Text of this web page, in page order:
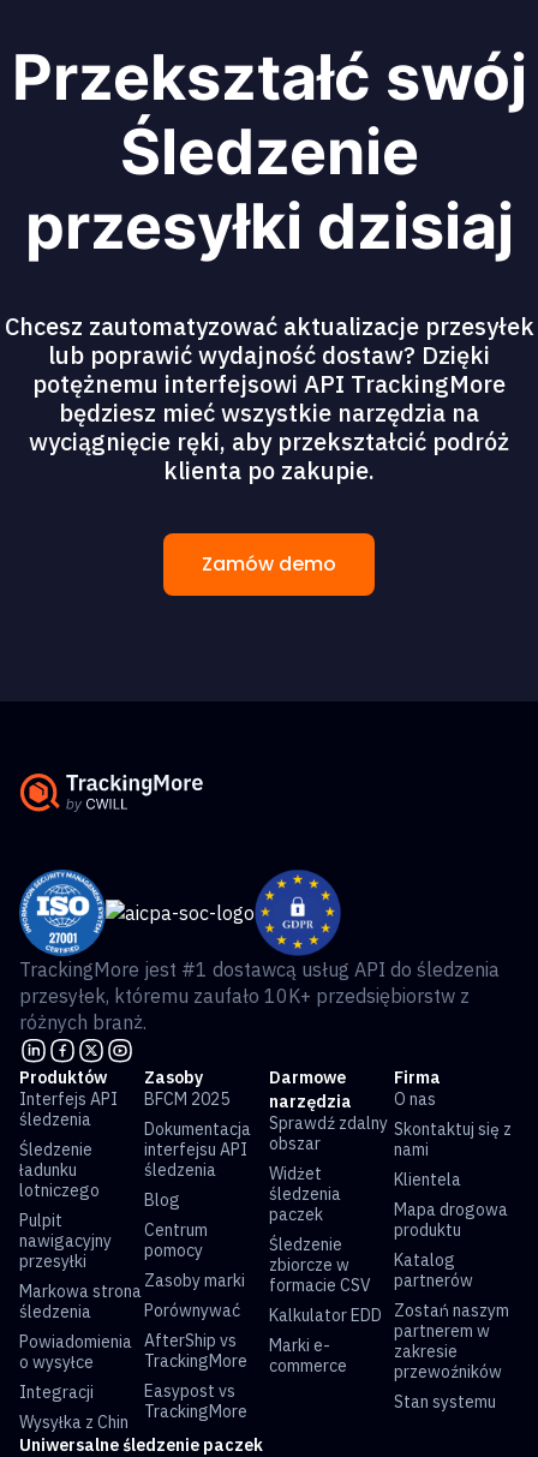
Przekształć swój
Śledzenie
przesyłki dzisiaj
Chcesz zautomatyzować aktualizacje przesyłek
lub poprawić wydajność dostaw? Dzięki
potężnemu interfejsowi API TrackingMore
będziesz mieć wszystkie narzędzia na
wyciągnięcie ręki, aby przekształcić podróż
klienta po zakupie.
Zamów demo
TrackingMore jest #1 dostawcą usług API do śledzenia
przesyłek, któremu zaufało 10K+ przedsiębiorstw z
różnych branż.
Produktów
Interfejs API
śledzenia
Śledzenie
ładunku
lotniczego
Pulpit
nawigacyjny
przesyłki
Markowa strona
śledzenia
Powiadomienia
o wysyłce
Integracji
Wysyłka z Chin
Zasoby
BFCM 2025
Dokumentacja
interfejsu API
śledzenia
Blog
Centrum
pomocy
Zasoby marki
Porównywać
AfterShip vs
TrackingMore
Easypost vs
TrackingMore
Darmowe
narzędzia
Sprawdź zdalny
obszar
Widżet
śledzenia
paczek
Śledzenie
zbiorcze w
formacie CSV
Kalkulator EDD
Marki e-
commerce
Firma
O nas
Skontaktuj się z
nami
Klientela
Mapa drogowa
produktu
Katalog
partnerów
Zostań naszym
partnerem w
zakresie
przewoźników
Stan systemu
Uniwersalne śledzenie paczek